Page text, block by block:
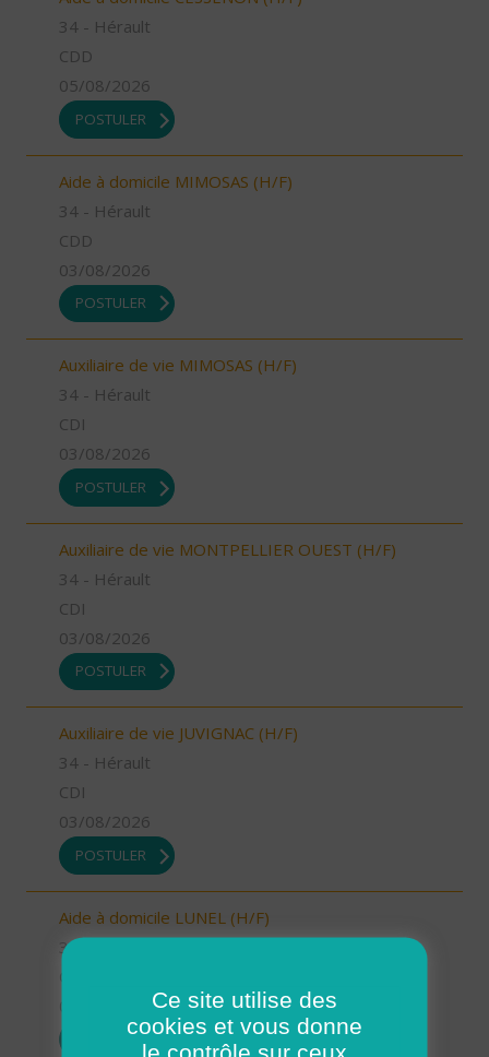
34 - Hérault
CDD
05/08/2026
POSTULER
Aide à domicile MIMOSAS (H/F)
34 - Hérault
CDD
03/08/2026
POSTULER
Auxiliaire de vie MIMOSAS (H/F)
34 - Hérault
CDI
03/08/2026
POSTULER
Auxiliaire de vie MONTPELLIER OUEST (H/F)
34 - Hérault
CDI
03/08/2026
POSTULER
Auxiliaire de vie JUVIGNAC (H/F)
34 - Hérault
CDI
03/08/2026
POSTULER
Aide à domicile LUNEL (H/F)
34 - Hérault
POSTULER
Ce site utilise des
cookies et vous donne
le contrôle sur ceux